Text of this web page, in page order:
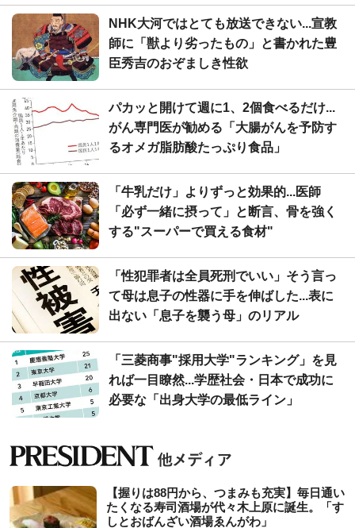
NHK大河ではとても放送できない...宣教
師に「獣より劣ったもの」と書かれた豊
臣秀吉のおぞましき性欲
パカッと開けて週に1、2個食べるだけ...
がん専門医が勧める「大腸がんを予防す
るオメガ脂肪酸たっぷり食品」
「牛乳だけ」よりずっと効果的...医師
「必ず一緒に摂って」と断言、骨を強く
する"スーパーで買える食材"
「性犯罪者は全員死刑でいい」そう言っ
て母は息子の性器に手を伸ばした...表に
出ない「息子を襲う母」のリアル
「三菱商事"採用大学"ランキング」を見
れば一目瞭然...学歴社会・日本で成功に
必要な「出身大学の最低ライン」
【握りは88円から、つまみも充実】毎日通い
たくなる寿司酒場が代々木上原に誕生。「す
しとおばんざい酒場ゑんがわ」